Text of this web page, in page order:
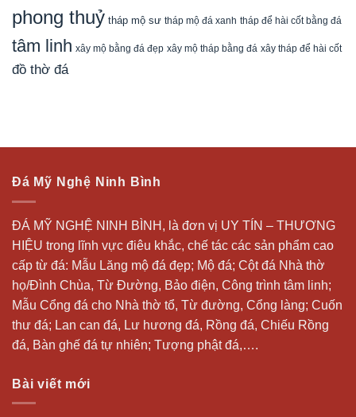
phong thuỷ tháp mộ sư tháp mộ đá xanh tháp để hài cốt bằng đá
tâm linh xây mộ bằng đá đẹp xây mộ tháp bằng đá xây tháp để hài cốt
đồ thờ đá
Đá Mỹ Nghệ Ninh Bình
ĐÁ MỸ NGHỆ NINH BÌNH, là đơn vị UY TÍN – THƯƠNG
HIỆU trong lĩnh vực điêu khắc, chế tác các sản phẩm cao
cấp từ đá: Mẫu Lăng mộ đá đẹp; Mộ đá; Cột đá Nhà thờ
họ/Đình Chùa, Từ Đường, Bảo điện, Công trình tâm linh;
Mẫu Cổng đá cho Nhà thờ tổ, Từ đường, Cổng làng; Cuốn
thư đá; Lan can đá, Lư hương đá, Rồng đá, Chiếu Rồng
đá, Bàn ghế đá tự nhiên; Tượng phật đá,….
Bài viết mới